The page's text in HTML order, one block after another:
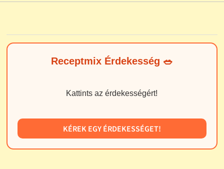
Receptmix Érdekesség 🥗
Kattints az érdekességért!
KÉREK EGY ÉRDEKESSÉGET!